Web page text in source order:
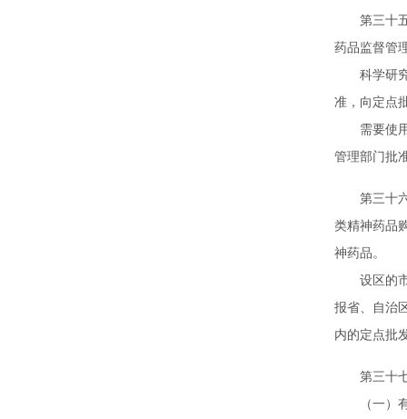
第三十五
药品监督管
科学研究
准，向定点
需要使用
管理部门批
第三十六
类精神药品
神药品。
设区的市
报省、自治
内的定点批
第三十七
（一）有